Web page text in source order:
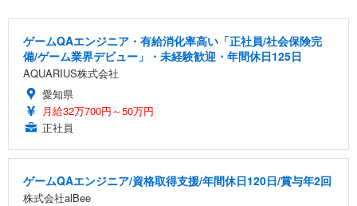
ゲームQAエンジニア・有給消化率高い「正社員/社会保険完
備/ゲーム業界デビュー」・未経験歓迎・年間休日125日
AQUARIUS株式会社
愛知県
月給32万700円～50万円
正社員
ゲームQAエンジニア/資格取得支援/年間休日120日/賞与年2回
株式会社alBee